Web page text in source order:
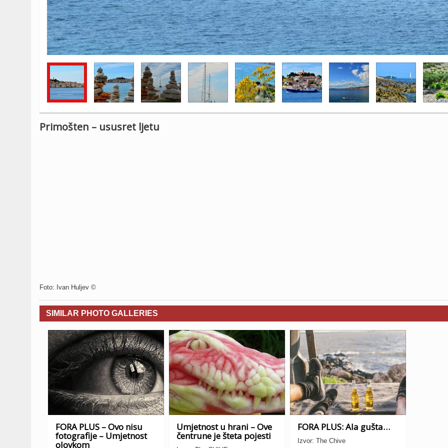
Primošten – ususret ljetu
Foto: Ivan Huljev ©
SIMILAR PHOTO GALLERIES
FORA PLUS – Ovo nisu
fotografije – Umjetnost
olovkom
Umjetnost u hrani – Ove
čentrune je šteta pojesti
FORA PLUS: Ala gušta…
Izvor: The Chive